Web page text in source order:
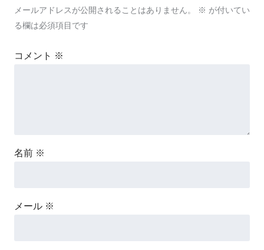
メールアドレスが公開されることはありません。 ※ が付いてい
る欄は必須項目です
コメント ※
名前 ※
メール ※